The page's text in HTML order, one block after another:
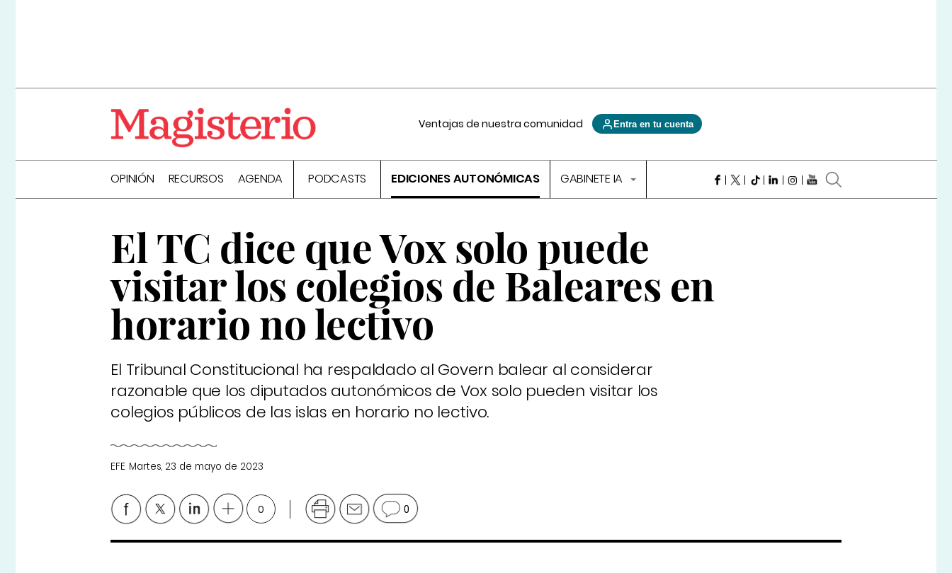
Ventajas de nuestra comunidad Entra en tu cuenta
OPINIÓN RECURSOS AGENDA PODCASTS EDICIONES AUTONÓMICAS GABINETE IA
El TC dice que Vox solo puede
visitar los colegios de Baleares en
horario no lectivo
El Tribunal Constitucional ha respaldado al Govern balear al considerar
razonable que los diputados autonómicos de Vox solo pueden visitar los
colegios públicos de las islas en horario no lectivo.
EFE Martes, 23 de mayo de 2023
0 0